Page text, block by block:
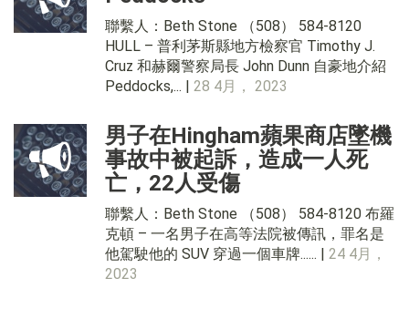
聯繫人：Beth Stone （508） 584-8120
HULL – 普利茅斯縣地方檢察官 Timothy J.
Cruz 和赫爾警察局長 John Dunn 自豪地介紹
Peddocks,... | 28 4月， 2023
男子在Hingham蘋果商店墜機
事故中被起訴，造成一人死
亡，22人受傷
聯繫人：Beth Stone （508） 584-8120 布羅
克頓 – 一名男子在高等法院被傳訊，罪名是
他駕駛他的 SUV 穿過一個車牌...... | 24 4月，
2023